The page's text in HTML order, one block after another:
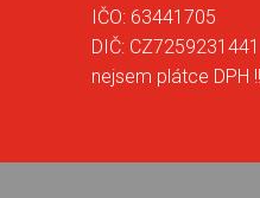
IČO: 63441705
DIČ: CZ7259231441
nejsem plátce DPH